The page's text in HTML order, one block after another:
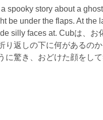
spooky story about a
be under the flaps. At
silly faces at. Cubは、
り返しの下に何があるの
に驚き、おどけた顔をして